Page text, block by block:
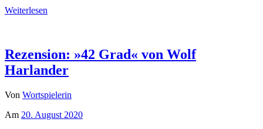
Weiterlesen
Rezension: »42 Grad« von Wolf
Harlander
Von Wortspielerin
Am 20. August 2020